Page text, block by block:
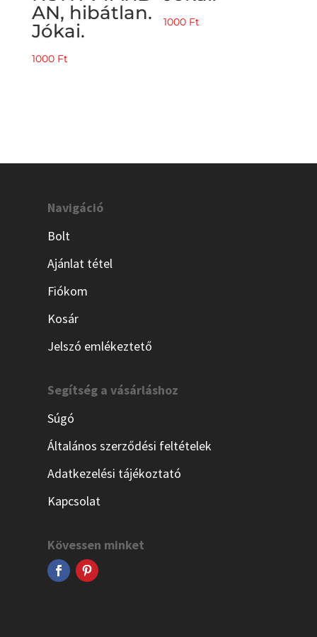
AN, hibátlan.
Jókai.
1000 Ft
1000 Ft
Navigáció
Bolt
Ajánlat tétel
Fiókom
Kosár
Jelszó emlékeztető
Segítség a vásárláshoz
Súgó
Általános szerződési feltételek
Adatkezelési tájékoztató
Kapcsolat
Kövessen minket